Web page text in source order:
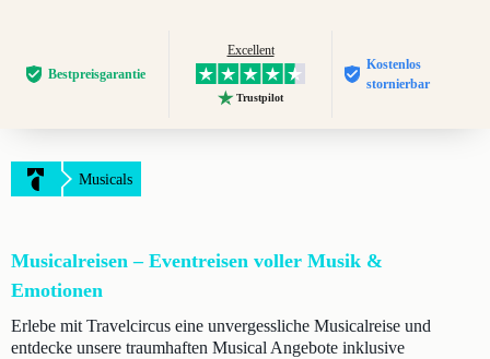
Bestpreis­garantie
Excellent
Trustpilot
Kostenlos
stornierbar
Musicals
Musicalreisen – Eventreisen voller Musik &
Emotionen
Erlebe mit Travelcircus eine unvergessliche Musicalreise und
entdecke unsere traumhaften Musical Angebote inklusive